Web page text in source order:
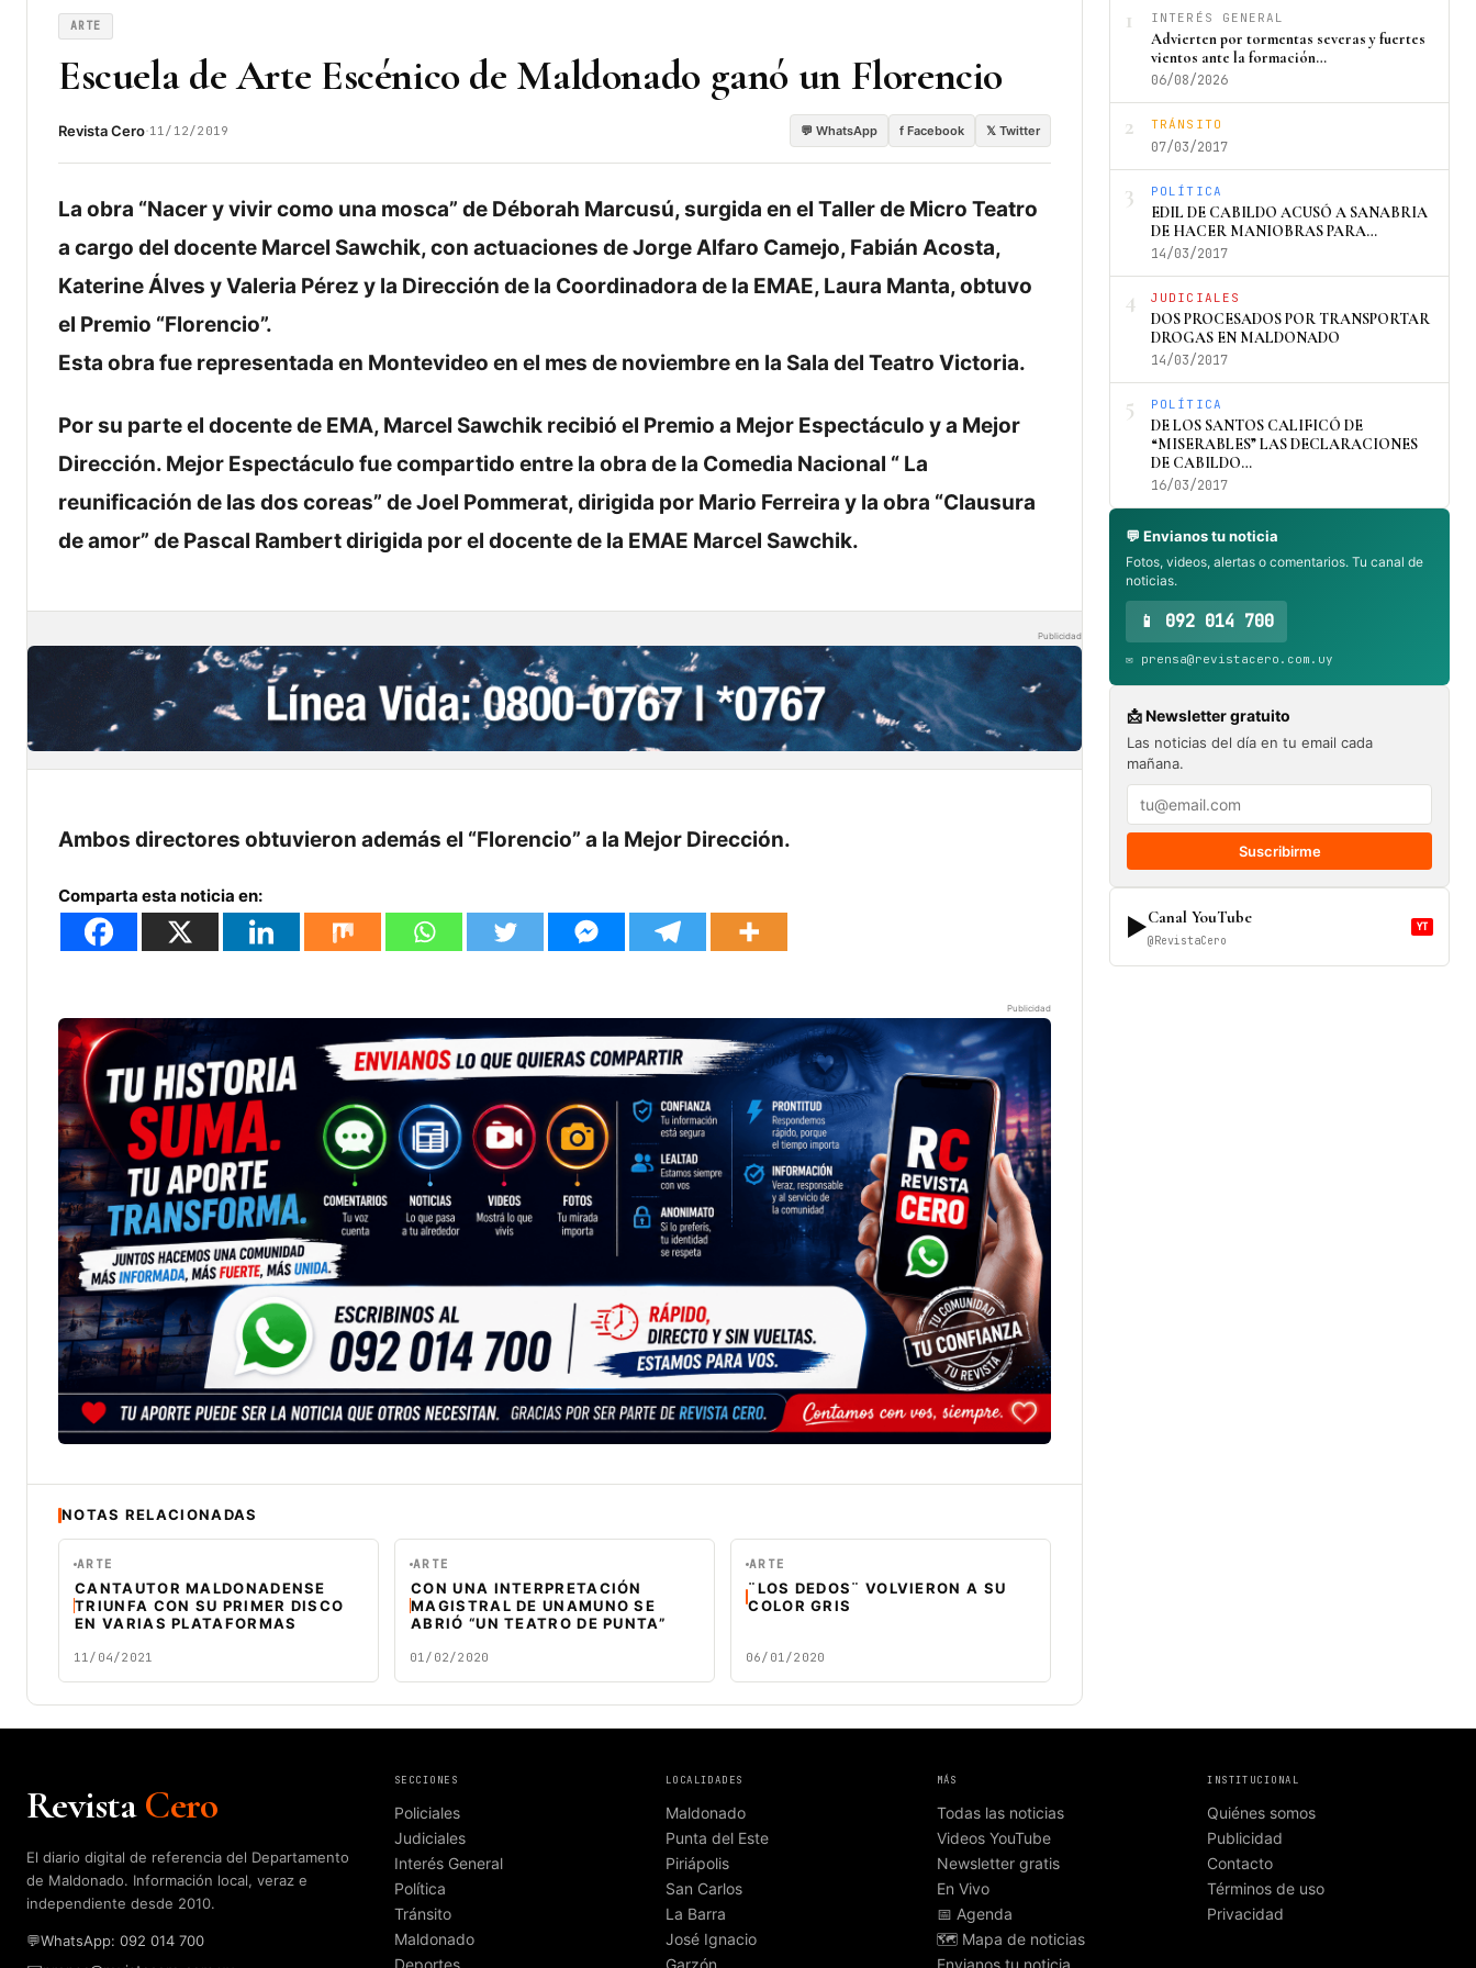
ARTE
Escuela de Arte Escénico de Maldonado ganó un Florencio
Revista Cero·11/12/2019 💬 WhatsApp f Facebook 𝕏 Twitter
La obra “Nacer y vivir como una mosca” de Déborah Marcusú, surgida en el Taller de Micro Teatro
a cargo del docente Marcel Sawchik, con actuaciones de Jorge Alfaro Camejo, Fabián Acosta,
Katerine Álves y Valeria Pérez y la Dirección de la Coordinadora de la EMAE, Laura Manta, obtuvo
el Premio “Florencio”.
Esta obra fue representada en Montevideo en el mes de noviembre en la Sala del Teatro Victoria.
Por su parte el docente de EMA, Marcel Sawchik recibió el Premio a Mejor Espectáculo y a Mejor
Dirección. Mejor Espectáculo fue compartido entre la obra de la Comedia Nacional “ La
reunificación de las dos coreas” de Joel Pommerat, dirigida por Mario Ferreira y la obra “Clausura
de amor” de Pascal Rambert dirigida por el docente de la EMAE Marcel Sawchik.
Publicidad
Ambos directores obtuvieron además el “Florencio” a la Mejor Dirección.
Comparta esta noticia en:
Publicidad
NOTAS RELACIONADAS
ARTE
CANTAUTOR MALDONADENSE
TRIUNFA CON SU PRIMER DISCO
EN VARIAS PLATAFORMAS
11/04/2021
ARTE
CON UNA INTERPRETACIÓN
MAGISTRAL DE UNAMUNO SE
ABRIÓ “UN TEATRO DE PUNTA”
01/02/2020
ARTE
¨LOS DEDOS¨ VOLVIERON A SU
COLOR GRIS
06/01/2020
1 INTERÉS GENERAL
Advierten por tormentas severas y fuertes
vientos ante la formación…
06/08/2026
2 TRÁNSITO
07/03/2017
3 POLÍTICA
EDIL DE CABILDO ACUSÓ A SANABRIA
DE HACER MANIOBRAS PARA…
14/03/2017
4 JUDICIALES
DOS PROCESADOS POR TRANSPORTAR
DROGAS EN MALDONADO
14/03/2017
5 POLÍTICA
DE LOS SANTOS CALIFICÓ DE
“MISERABLES” LAS DECLARACIONES
DE CABILDO…
16/03/2017
💬 Envianos tu noticia
Fotos, videos, alertas o comentarios. Tu canal de
noticias.
📱 092 014 700
✉️ prensa@revistacero.com.uy
📩 Newsletter gratuito
Las noticias del día en tu email cada
mañana.
Suscribirme
▶Canal YouTube
@RevistaCero
YT
RevistaCero
El diario digital de referencia del Departamento
de Maldonado. Información local, veraz e
independiente desde 2010.
💬WhatsApp: 092 014 700
SECCIONES
Policiales
Judiciales
Interés General
Política
Tránsito
Maldonado
LOCALIDADES
Maldonado
Punta del Este
Piriápolis
San Carlos
La Barra
José Ignacio
MÁS
Todas las noticias
Videos YouTube
Newsletter gratis
En Vivo
📅 Agenda
🗺️ Mapa de noticias
INSTITUCIONAL
Quiénes somos
Publicidad
Contacto
Términos de uso
Privacidad